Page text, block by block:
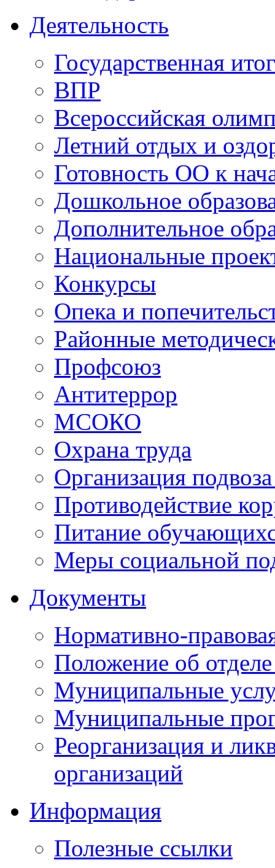
Деятельность
Государственная
ВПР
Всероссийская
Летний отдых и
Готовность ОО к
Дошкольное
Дополнительное
Национальные
Конкурсы
Опека и
Районные
Профсоюз
Антитеррор
МСОКО
Охрана труда
Организация
Противодействие
Питание
Меры социальной
Документы
Нормативно-
Положение об
Муниципальные
Муниципальные
Реорганизация и
организаций
Информация
Полезные ссылки